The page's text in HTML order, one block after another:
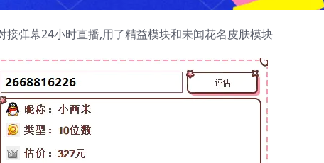
弹幕24小时直播,用了精益模块和未闻花名皮肤模块